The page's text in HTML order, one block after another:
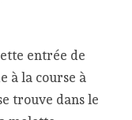
entrée de
à la course à
trouve dans le